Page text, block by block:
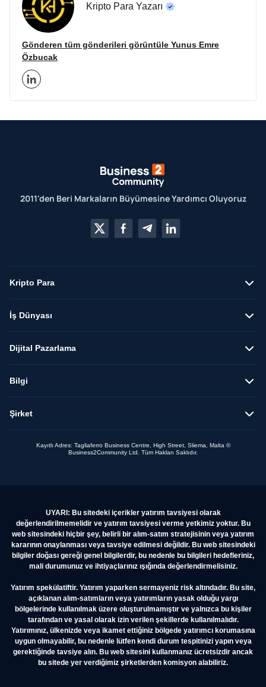
Kripto Para Yazarı
Gönderen tüm gönderileri görüntüle Yunus Emre
Özbucak
2011'den Beri Markaların Büyümesine Yardımcı Oluyoruz
Kripto Para
İş Dünyası
Dijital Pazarlama
Bilgi
Şirket
Kayıtlı Adres: Tagliaferro Business Centre, High Street, Sliema, Malta ©
Business2Community Ltd. Tüm Hakları Saklıdır.
UYARI: Bu sitedeki içerikler yatırım tavsiyesi olarak
değerlendirilmemelidir ve yatırım tavsiyesi verme yetkimiz yoktur. Bu
web sitesindeki hiçbir şey, belirli bir alım-satım stratejisinin veya yatırım
kararının onaylanması veya tavsiye edilmesi değildir. Bu web sitesindeki
bilgiler doğası gereği genel bilgilerdir, bu nedenle bu bilgileri hedefleriniz,
mali durumunuz ve ihtiyaçlarınız ışığında değerlendirmelisiniz.
Yatırım spekülatiftir. Yatırım yaparken sermayeniz risk altındadır. Bu site,
açıklanan alım-satımların veya yatırımların yasak olduğu yargı
bölgelerinde kullanılmak üzere oluşturulmamıştır ve yalnızca bu kişiler
tarafından ve yasal olarak izin verilen şekillerde kullanılmalıdır.
Yatırımınız, ülkenizde veya ikamet ettiğiniz bölgede yatırımcı korumasına
uygun olmayabilir, bu nedenle lütfen kendi durum tespitinizi yapın veya
gerektiğinde tavsiye alın. Bu web sitesini kullanmanız ücretsizdir ancak
bu sitede yer verdiğimiz şirketlerden komisyon alabiliriz.